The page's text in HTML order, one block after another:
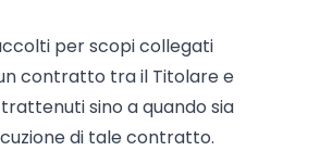
per scopi collegati
contratto tra il Titolare e
sino a quando sia
di tale contratto.